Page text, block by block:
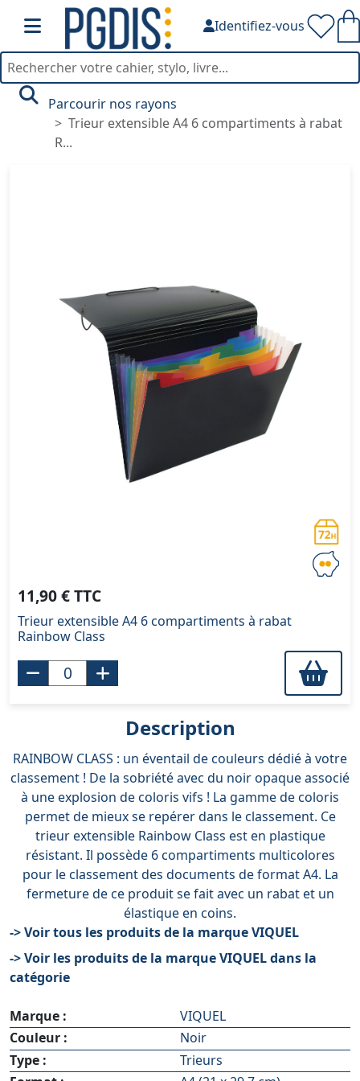
Identifiez-vous
Parcourir nos rayons
Trieur extensible A4 6 compartiments à rabat
R...
11,90 € TTC
Trieur extensible A4 6 compartiments à rabat
Rainbow Class
Description
RAINBOW CLASS : un éventail de couleurs dédié à votre
classement ! De la sobriété avec du noir opaque associé
à une explosion de coloris vifs ! La gamme de coloris
permet de mieux se repérer dans le classement. Ce
trieur extensible Rainbow Class est en plastique
résistant. Il possède 6 compartiments multicolores
pour le classement des documents de format A4. La
fermeture de ce produit se fait avec un rabat et un
élastique en coins.
-> Voir tous les produits de la marque VIQUEL
-> Voir les produits de la marque VIQUEL dans la
catégorie
Marque :
VIQUEL
Couleur :
Noir
Type :
Trieurs